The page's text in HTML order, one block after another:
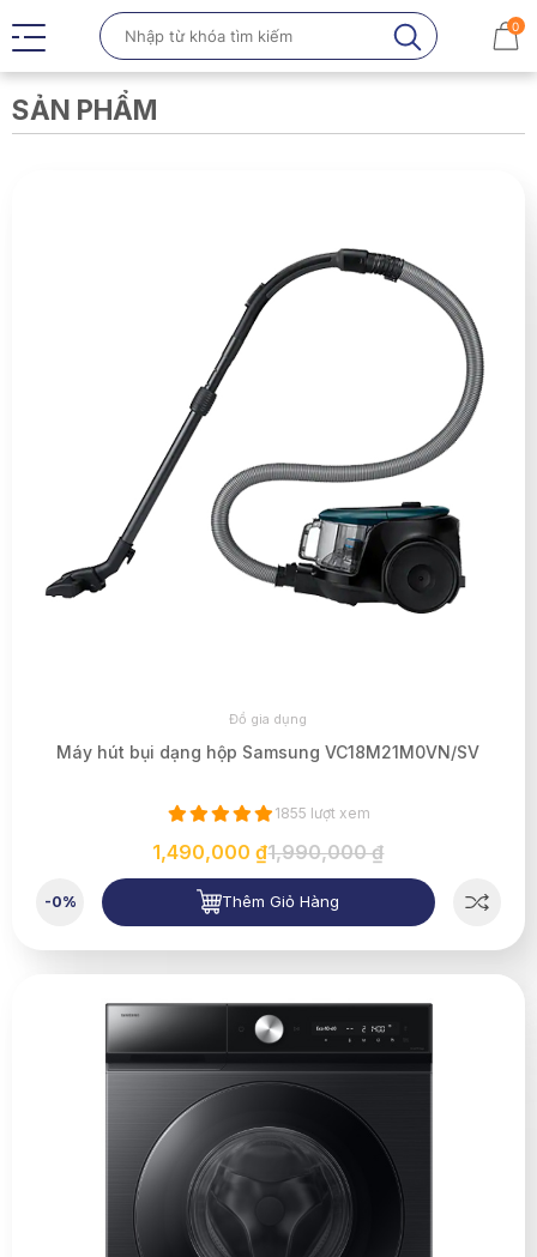
0
SẢN PHẨM
Đồ gia dụng
Máy hút bụi dạng hộp Samsung VC18M21M0VN/SV
1855 lượt xem
1,490,000 ₫1,990,000 ₫
-0% Thêm Giỏ Hàng